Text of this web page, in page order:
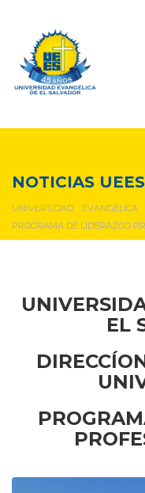
NOTICIAS UEES
UNIVERSIDAD
PROGRAMA DE LIDERAZGO
EL